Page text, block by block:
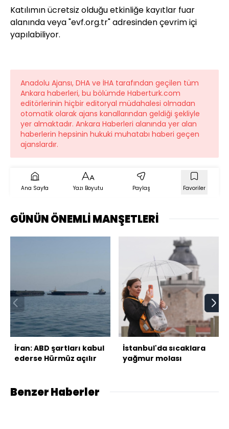
Katılımın ücretsiz olduğu etkinliğe kayıtlar fuar
alanında veya "evf.org.tr" adresinden çevrim içi
yapılabiliyor.
Anadolu Ajansı, DHA ve İHA tarafından geçilen tüm
Ankara haberleri, bu bölümde Haberturk.com
editörlerinin hiçbir editoryal müdahalesi olmadan
otomatik olarak ajans kanallarından geldiği şekliyle
yer almaktadır. Ankara Haberleri alanında yer alan
haberlerin hepsinin hukuki muhatabı haberi geçen
ajanslardır.
Ana Sayfa Yazı Boyutu Paylaş Favoriler
GÜNÜN ÖNEMLİ MANŞETLERİ
İran: ABD şartları kabul
ederse Hürmüz açılır
İstanbul'da sıcaklara
yağmur molası
Benzer Haberler